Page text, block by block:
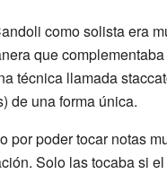
como solista era
que
técnica llamada
de una forma única.
por poder tocar notas
Solo las tocaba si